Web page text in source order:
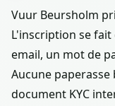
Vuur Beursholm
L'inscription se fait
email, un mot de
Aucune paperasse
document KYC